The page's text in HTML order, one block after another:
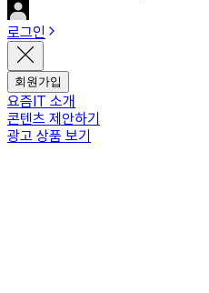
로그인
회원가입
요즘IT 소개
콘텐츠 제안하기
광고 상품 보기